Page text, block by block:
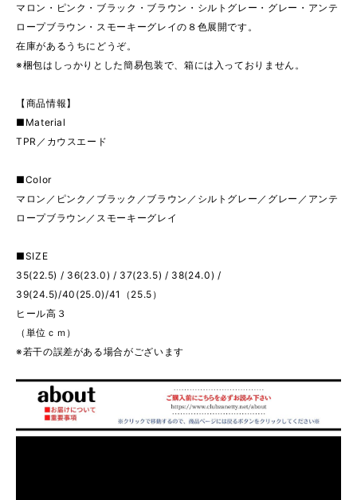
マロン・ピンク・ブラック・ブラウン・シルトグレー・グレー・アンテ
ロープブラウン・スモーキーグレイの８色展開です。
在庫があるうちにどうぞ。
※梱包はしっかりとした簡易包装で、箱には入っておりません。
【商品情報】
■Material
TPR／カウスエード
■Color
マロン／ピンク／ブラック／ブラウン／シルトグレー／グレー／アンテ
ロープブラウン／スモーキーグレイ
■SIZE
35(22.5) / 36(23.0) / 37(23.5) / 38(24.0) /
39(24.5)/40(25.0)/41（25.5）
ヒール高３
（単位ｃｍ）
※若干の誤差がある場合がございます